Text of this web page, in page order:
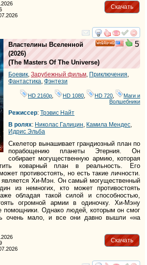
Скачать
смотреть
5
Властелины Вселенной
(2026)
(The Masters Of The Universe)
Боевик, Зарубежный фильм, Приключения,
Фантастика, Фэнтези
HD 2160р HD 1080 HD 720
Маги и
Волшебники
Режиссер: Трэвис Найт
В ролях: Николас Галицин, Камила Мендес,
Идрис Эльба
Скелетор вынашивает грандиозный план по
порабощению планеты Этерния. Он
собирает могущественную армию, которая
коварный план в реальность. Его
противостоять, но есть такие личности.
Хи-Мэн. Он самый могущественный
из немногих, кто может противостоять
обладая такой силой и способностью,
огромной армии в одиночку. Хи-Мэну
помощники. Однако людей, которым он смог
очень мало, и все они давно вышли «на
Скачать